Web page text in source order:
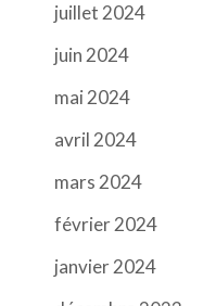
juillet 2024
juin 2024
mai 2024
avril 2024
mars 2024
février 2024
janvier 2024